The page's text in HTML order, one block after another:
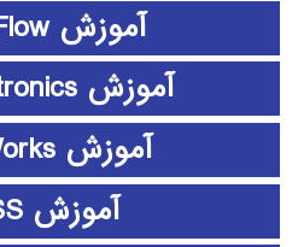
آموزش ShowFlow
آموزش SimElectronics
آموزش SolidWorks
آموزش SPSS